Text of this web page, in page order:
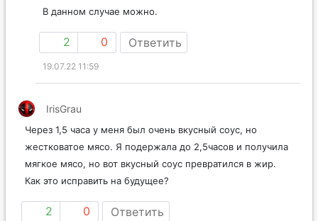
В данном случае можно.
2 0 Ответить
19.07.22 11:59
IrisGrau
Через 1,5 часа у меня был очень вкусный соус, но
жестковатое мясо. Я подержала до 2,5часов и получила
мягкое мясо, но вот вкусный соус превратился в жир.
Как это исправить на будущее?
2 0 Ответить